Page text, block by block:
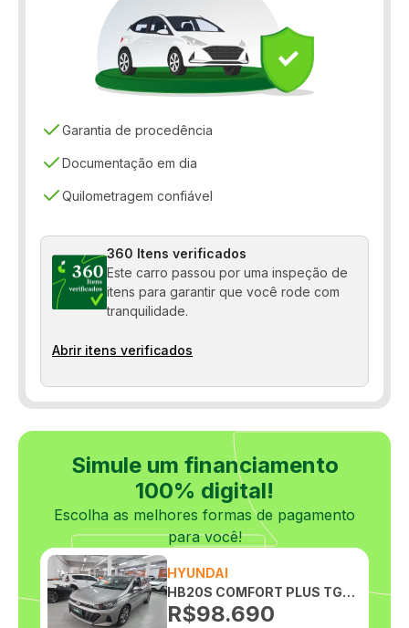
Controle de estabilidade
Controle de tração
Direção elétrica
Distribuição eletrônica de frenagem
Freio ABS
Sensor de estacionamento
Travas elétricas
Vidros elétricos
Volante com Regulagem de Altura
Garantia de procedência
Documentação em dia
Quilometragem confiável
360 Itens verificados
Este carro passou por uma inspeção de
itens para garantir que você rode com
tranquilidade.
Abrir itens verificados
Simule um financiamento
100% digital!
Escolha as melhores formas de pagamento
para você!
HYUNDAI
HB20S COMFORT PLUS TGDI FLEX 1.0 AUTOMATICO
R$98.690